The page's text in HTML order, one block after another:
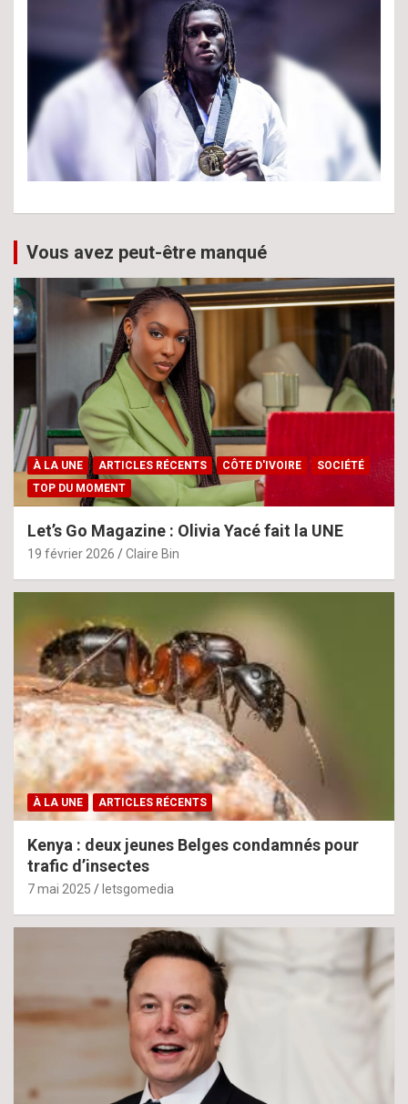
Vous avez peut-être manqué
À LA UNE ARTICLES RÉCENTS CÔTE D'IVOIRE
SOCIÉTÉ
TOP DU MOMENT
Let’s Go Magazine : Olivia Yacé fait la UNE
19 février 2026 Claire Bin
À LA UNE ARTICLES RÉCENTS
Kenya : deux jeunes Belges condamnés pour
trafic d’insectes
7 mai 2025 letsgomedia